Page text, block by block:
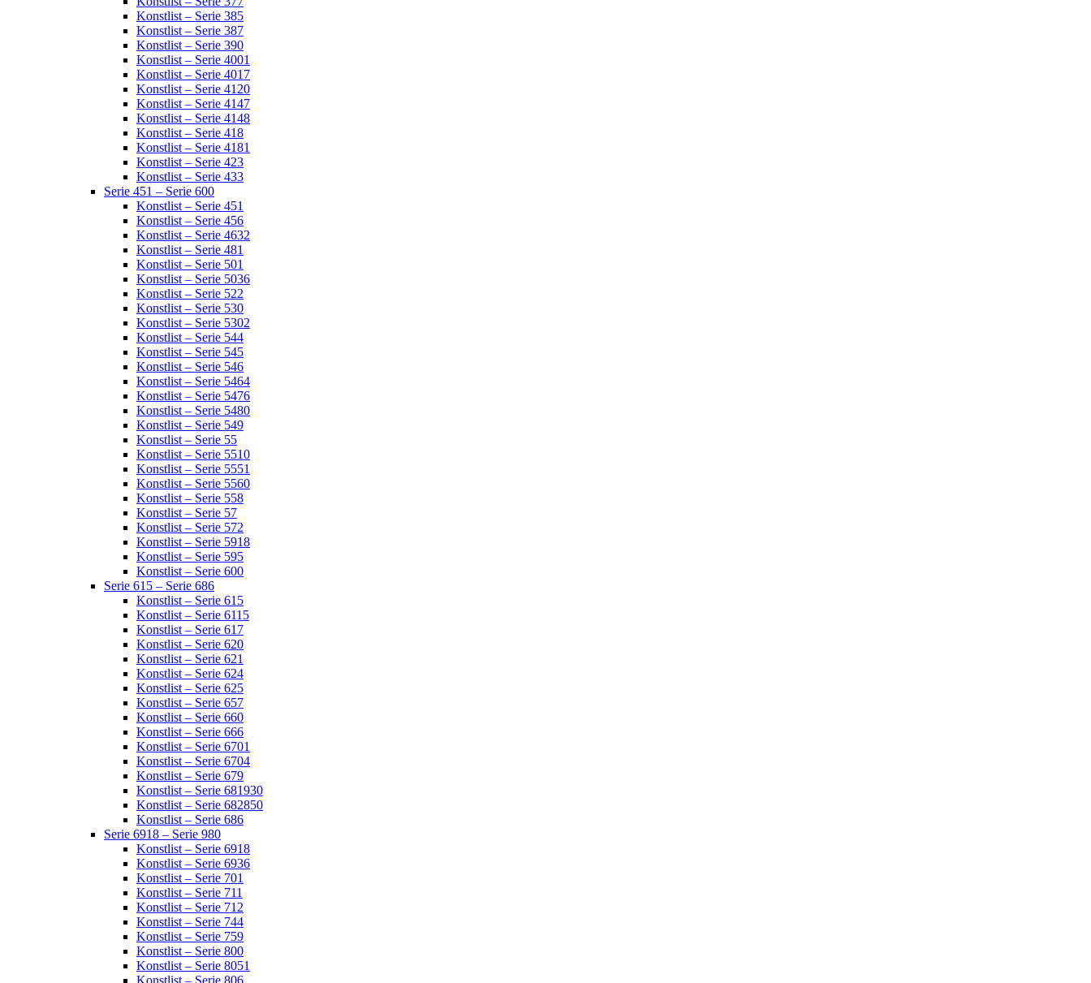
Konstlist – Serie 385
Konstlist – Serie 387
Konstlist – Serie 390
Konstlist – Serie 4001
Konstlist – Serie 4017
Konstlist – Serie 4120
Konstlist – Serie 4147
Konstlist – Serie 4148
Konstlist – Serie 418
Konstlist – Serie 4181
Konstlist – Serie 423
Konstlist – Serie 433
Serie 451 – Serie 600
Konstlist – Serie 451
Konstlist – Serie 456
Konstlist – Serie 4632
Konstlist – Serie 481
Konstlist – Serie 501
Konstlist – Serie 5036
Konstlist – Serie 522
Konstlist – Serie 530
Konstlist – Serie 5302
Konstlist – Serie 544
Konstlist – Serie 545
Konstlist – Serie 546
Konstlist – Serie 5464
Konstlist – Serie 5476
Konstlist – Serie 5480
Konstlist – Serie 549
Konstlist – Serie 55
Konstlist – Serie 5510
Konstlist – Serie 5551
Konstlist – Serie 5560
Konstlist – Serie 558
Konstlist – Serie 57
Konstlist – Serie 572
Konstlist – Serie 5918
Konstlist – Serie 595
Konstlist – Serie 600
Serie 615 – Serie 686
Konstlist – Serie 615
Konstlist – Serie 6115
Konstlist – Serie 617
Konstlist – Serie 620
Konstlist – Serie 621
Konstlist – Serie 624
Konstlist – Serie 625
Konstlist – Serie 657
Konstlist – Serie 660
Konstlist – Serie 666
Konstlist – Serie 6701
Konstlist – Serie 6704
Konstlist – Serie 679
Konstlist – Serie 681930
Konstlist – Serie 682850
Konstlist – Serie 686
Serie 6918 – Serie 980
Konstlist – Serie 6918
Konstlist – Serie 6936
Konstlist – Serie 701
Konstlist – Serie 711
Konstlist – Serie 712
Konstlist – Serie 744
Konstlist – Serie 759
Konstlist – Serie 800
Konstlist – Serie 8051
Konstlist – Serie 806